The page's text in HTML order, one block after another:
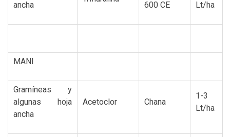
ancha
600 CE
Lt/ha
MANI
Gramíneas y
algunas hoja
ancha
Acetoclor Chana
1-3
Lt/ha